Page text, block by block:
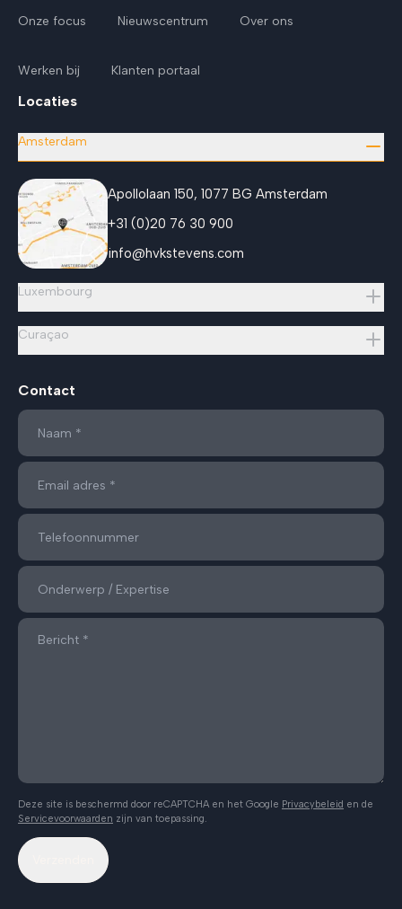
Onze focus Nieuwscentrum Over ons
Werken bij Klanten portaal
Locaties
Amsterdam
Apollolaan 150, 1077 BG Amsterdam
+31 (0)20 76 30 900
info@hvkstevens.com
Luxembourg
Curaçao
Contact
Deze site is beschermd door reCAPTCHA en het Google Privacybeleid en de
Servicevoorwaarden zijn van toepassing.